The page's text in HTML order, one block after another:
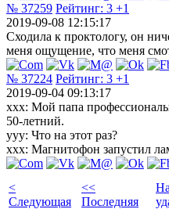
№ 37259 Рейтинг: 3 +1
2019-09-08 12:15:17
Сходила к проктологу, он
меня ощущение, что меня
№ 37224 Рейтинг: 3 +1
2019-09-04 09:13:17
xxx: Мой папа
50-летний.
yyy: Что на этот раз?
xxx: Магнитофон запустил
<
Следующая
<<
Последняя
На